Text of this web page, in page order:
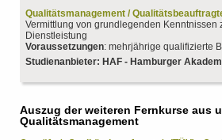
Qualitätsmanagement /
Vermittlung von grundlegenden Kenntnissen
Dienstleistung
Voraussetzungen: mehrjährige qualifizierte
Studienanbieter: HAF - Hamburger
Auszug der weiteren Fernkurse aus
Qualitätsmanagement